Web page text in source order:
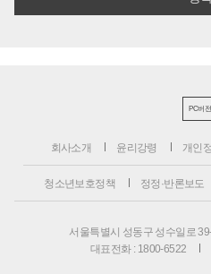
PC버전
회사소개 윤리강령 개인
청소년보호정책 정정·반론보도
서울특별시 성동구 성수일로
대표전화 : 1800-6522